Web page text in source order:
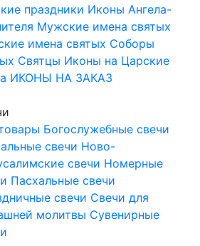
праздники Иконы Ангела-
Мужские имена святых
имена святых Соборы
Святцы Иконы на Царские
ИКОНЫ НА ЗАКАЗ
Богослужебные свечи
свечи Ново-
свечи Номерные
Пасхальные свечи
свечи Свечи для
молитвы Сувенирные